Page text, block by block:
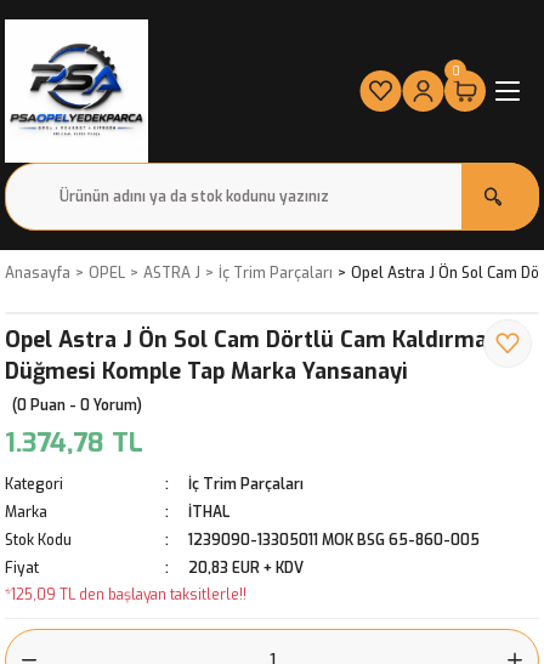
0
Anasayfa OPEL ASTRA J İç Trim Parçaları Opel Astra J Ön Sol Cam
Opel Astra J Ön Sol Cam Dörtlü Cam Kaldırma
Düğmesi Komple Tap Marka Yansanayi
(0 Puan - 0 Yorum)
1.374,78 TL
Kategori
İç Trim Parçaları
Marka
İTHAL
Stok Kodu
1239090-13305011 MOK BSG 65-860-005
Fiyat
20,83 EUR + KDV
*125,09 TL den başlayan taksitlerle!!